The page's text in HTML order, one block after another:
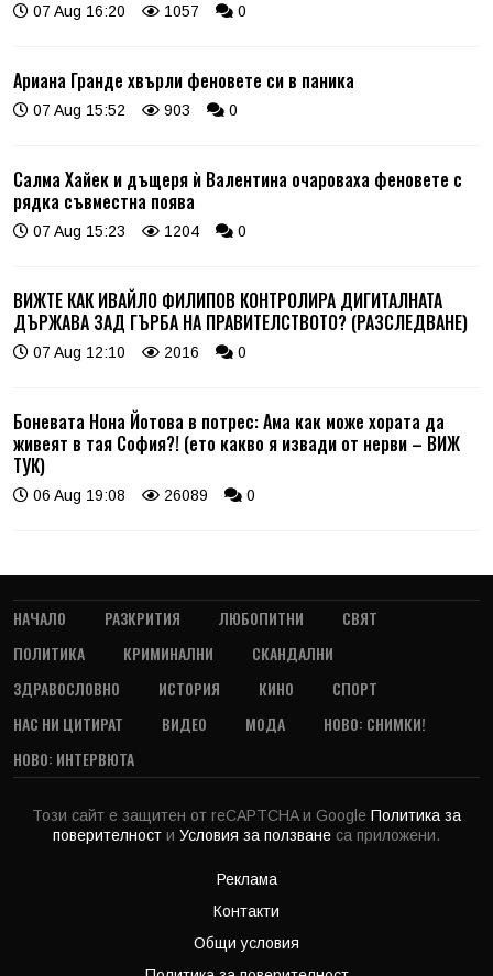
07 Aug 16:20 1057 0
Ариана Гранде хвърли феновете си в паника
07 Aug 15:52 903 0
Салма Хайек и дъщеря ѝ Валентина очароваха феновете с
рядка съвместна поява
07 Aug 15:23 1204 0
ВИЖТЕ КАК ИВАЙЛО ФИЛИПОВ КОНТРОЛИРА ДИГИТАЛНАТА
ДЪРЖАВА ЗАД ГЪРБА НА ПРАВИТЕЛСТВОТО? (РАЗСЛЕДВАНЕ)
07 Aug 12:10 2016 0
Боневата Нона Йотова в потрес: Ама как може хората да
живеят в тая София?! (ето какво я извади от нерви – ВИЖ
ТУК)
06 Aug 19:08 26089 0
НАЧАЛО РАЗКРИТИЯ ЛЮБОПИТНИ
СВЯТ
ПОЛИТИКА
КРИМИНАЛНИ
СКАНДАЛНИ
ЗДРАВОСЛОВНО
ИСТОРИЯ КИНО
СПОРТ
НАС НИ ЦИТИРАТ
ВИДЕО МОДА
НОВО: СНИМКИ!
НОВО: ИНТЕРВЮТА
Този сайт е защитен от reCAPTCHA и Google Политика за
поверителност и Условия за ползване са приложени.
Реклама
Контакти
Общи условия